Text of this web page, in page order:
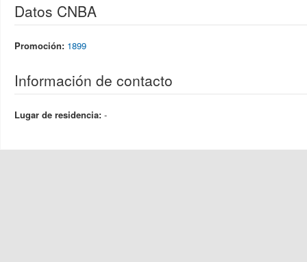
Datos CNBA
Promoción: 1899
Información de contacto
Lugar de residencia: -